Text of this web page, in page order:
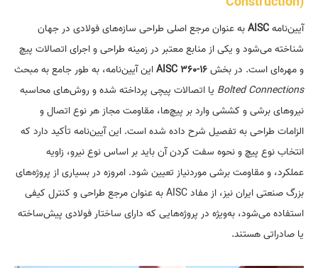
آیین‌نامهAISCبه عنوان مرجع اصلی طراحی سازه‌های فولادی در جهان
شناخته می‌شود و یکی از منابع معتبر در زمینه طراحی و اجرای اتصالات پیچ
و مهره‌ای است. در بخشAISC 360-16این آیین‌نامه، به طور جامع به مبحث
Bolted Connections یا اتصالات پیچی پرداخته شده و روش‌های محاسبه
نیرو‌های برشی و کششی وارد بر پیچ‌ها، مقاومت مجاز هر نوع اتصال و
الزامات طراحی به تفصیل شرح داده شده است. این آیین‌نامه تأکید دارد که
انتخاب نوع پیچ و نحوه سفت کردن آن باید بر اساس نوع نیرو، زاویه
عملکرد، و مقاومت برشی موردنیاز تعیین شود. امروزه در بسیاری از پروژه‌های
بزرگ صنعتی ایران نیز، از مفاد AISC به عنوان مرجع طراحی و کنترل کیفی
استفاده می‌شود، به‌ویژه در پروژه‌هایی که دارای ساختار فولادی پیش‌ساخته
یا صادراتی هستند.